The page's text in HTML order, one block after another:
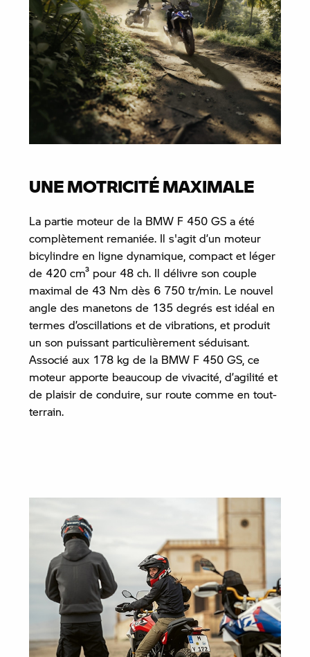
UNE MOTRICITÉ MAXIMALE
La partie moteur de la BMW F 450 GS a été
complètement remaniée. Il s'agit d’un moteur
bicylindre en ligne dynamique, compact et léger
de 420 cm³ pour 48 ch. Il délivre son couple
maximal de 43 Nm dès 6 750 tr/min. Le nouvel
angle des manetons de 135 degrés est idéal en
termes d’oscillations et de vibrations, et produit
un son puissant particulièrement séduisant.
Associé aux 178 kg de la BMW F 450 GS, ce
moteur apporte beaucoup de vivacité, d’agilité et
de plaisir de conduire, sur route comme en tout-
terrain.